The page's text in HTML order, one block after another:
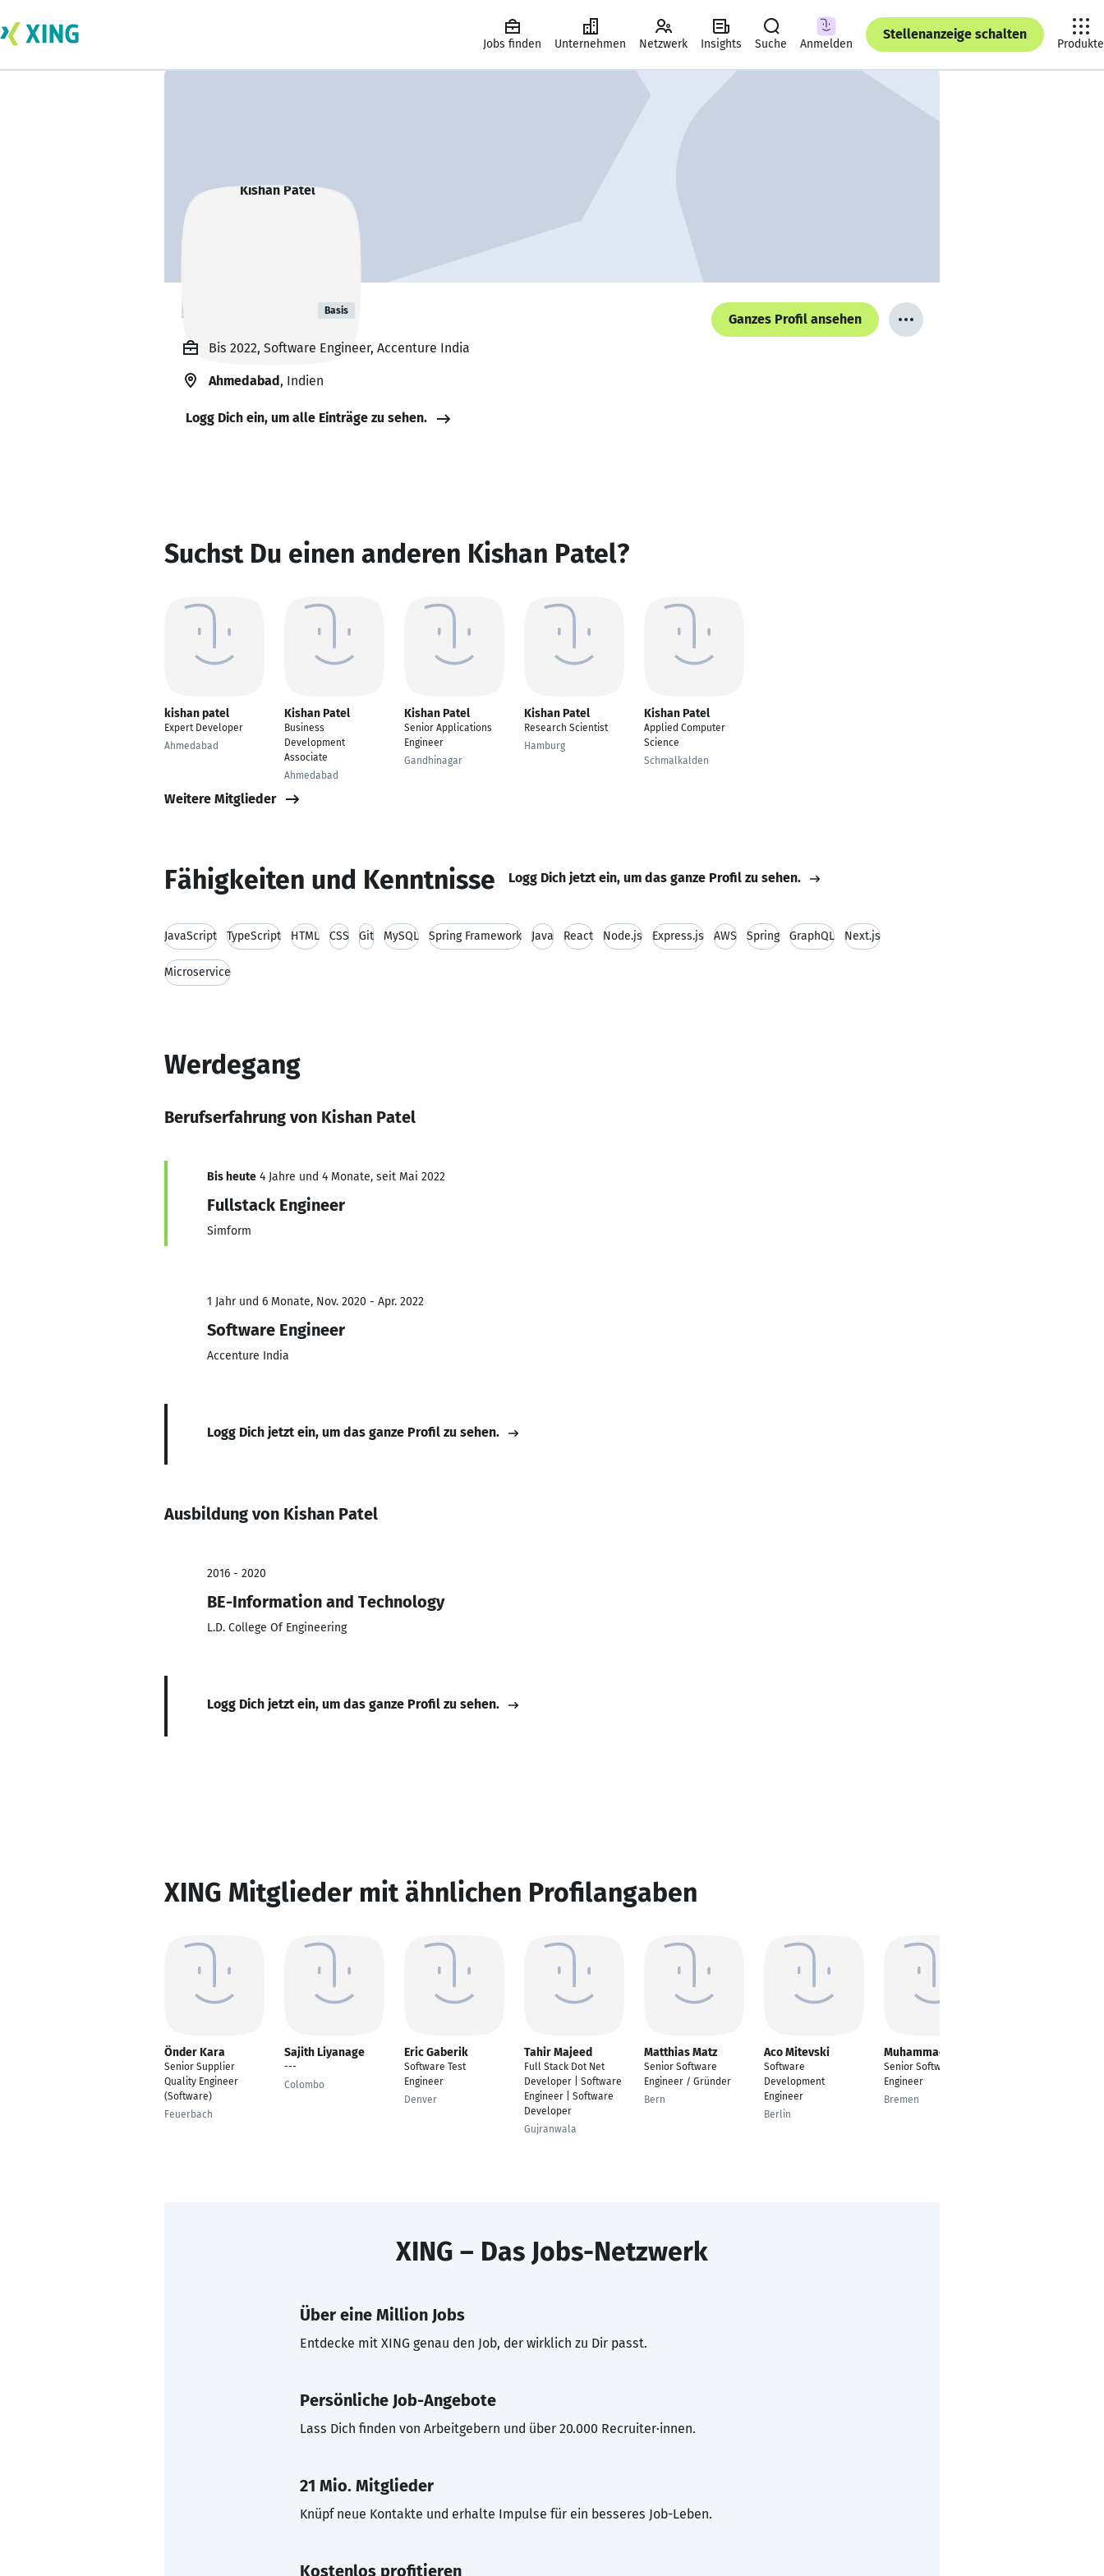
Jobs finden Unternehmen Netzwerk Insights Suche Anmelden
Stellenanzeige schalten
Produkte
Kishan Patel Basis
Ganzes Profil ansehen
Bis 2022, Software Engineer, Accenture India
Ahmedabad, Indien
Logg Dich ein, um alle Einträge zu sehen.
Suchst Du einen anderen Kishan Patel?
kishan patel
Expert Developer
Ahmedabad
Kishan Patel
Business
Development
Associate
Ahmedabad
Kishan Patel
Senior Applications
Engineer
Gandhinagar
Kishan Patel
Research Scientist
Hamburg
Kishan Patel
Applied Computer
Science
Schmalkalden
Weitere Mitglieder
Fähigkeiten und Kenntnisse Logg Dich jetzt ein, um das ganze Profil zu sehen.
JavaScript TypeScript HTML CSS Git MySQL Spring Framework Java React Node.js Express.js AWS Spring GraphQL Next.js
Microservice
Werdegang
Berufserfahrung von Kishan Patel
Bis heute 4 Jahre und 4 Monate, seit Mai 2022
Fullstack Engineer
Simform
1 Jahr und 6 Monate, Nov. 2020 - Apr. 2022
Software Engineer
Accenture India
Logg Dich jetzt ein, um das ganze Profil zu sehen.
Ausbildung von Kishan Patel
2016 - 2020
BE-Information and Technology
L.D. College Of Engineering
Logg Dich jetzt ein, um das ganze Profil zu sehen.
XING Mitglieder mit ähnlichen Profilangaben
Önder Kara
Senior Supplier
Quality Engineer
(Software)
Feuerbach
Sajith Liyanage
---
Colombo
Eric Gaberik
Software Test
Engineer
Denver
Tahir Majeed
Full Stack Dot Net
Developer | Software
Engineer | Software
Developer
Gujranwala
Matthias Matz
Senior Software
Engineer / Gründer
Bern
Aco Mitevski
Software
Development
Engineer
Berlin
Muhammad Babar
Senior Software
Engineer
Bremen
XING – Das Jobs-Netzwerk
Über eine Million Jobs
Entdecke mit XING genau den Job, der wirklich zu Dir passt.
Persönliche Job-Angebote
Lass Dich finden von Arbeitgebern und über 20.000 Recruiter·innen.
21 Mio. Mitglieder
Knüpf neue Kontakte und erhalte Impulse für ein besseres Job-Leben.
Kostenlos profitieren